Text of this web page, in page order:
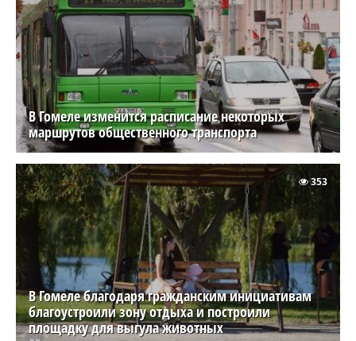
В Гомеле изменится расписание некоторых
маршрутов общественного транспорта
В Гомеле благодаря гражданским инициативам
благоустроили зону отдыха и построили
площадку для выгула животных
353